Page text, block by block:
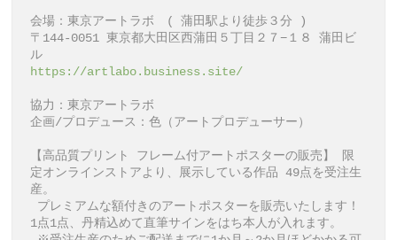
会場：東京アートラボ　( 蒲田駅より徒歩３分 )
〒144-0051 東京都大田区西蒲田５丁目２７−１８ 蒲田ビ
https://artlabo.business.site/
協力：東京アートラボ
企画/プロデュース：色（アートプロデューサー）
【高品質プリント フレーム付アートポスターの販売】 限
定オンラインストアより、展示している作品 49点を受注生
産。
1点1点、丹精込めて直筆サインをはち本人が入れます。